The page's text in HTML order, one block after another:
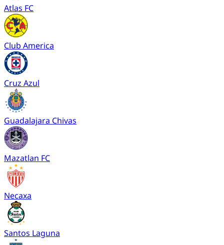
Atlas FC
Club America
Cruz Azul
Guadalajara Chivas
Mazatlan FC
Necaxa
Santos Laguna